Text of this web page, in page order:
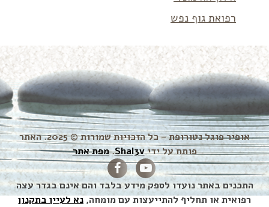
רפואת גוף נפש
אופיר פוגל נטורופת – כל הזכויות שמורות © 2025. האתר
פותח על ידיShal3v
.מפת אתר
התכנים באתר נועדו לספק מידע בלבד והם אינם בגדר עצה
רפואית או תחליף להתייעצות עם מומחה,נא לעיין בתקנון